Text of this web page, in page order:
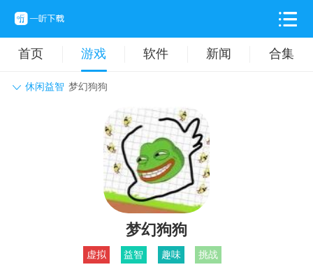
首页 游戏 软件 新闻 合集
休闲益智 梦幻狗狗
动作格斗 休闲益智
卡牌对战 音乐舞蹈
挂机养成
梦幻狗狗
虚拟 益智 趣味 挑战